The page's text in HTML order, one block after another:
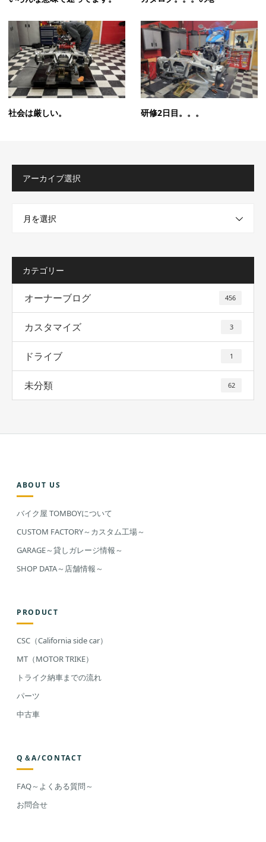
社会は厳しい。 研修2日目。。。
アーカイブ選択
月を選択
カテゴリー
オーナーブログ 456
カスタマイズ 3
ドライブ 1
未分類 62
ABOUT US
バイク屋 TOMBOYについて
CUSTOM FACTORY～カスタム工場～
GARAGE～貸しガレージ情報～
SHOP DATA～店舗情報～
PRODUCT
CSC（California side car）
MT（MOTOR TRIKE）
トライク納車までの流れ
パーツ
中古車
Q＆A/CONTACT
FAQ～よくある質問～
お問合せ